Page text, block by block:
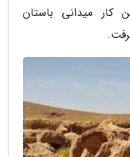
میدانی باستان